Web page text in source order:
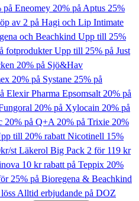
på Eneomey 20% på Aptus 25%
av 2 på Hagi och Lip Intimate
och Beachkind Upp till 25%
fotprodukterUpp till 25% på Just
20% på Sjö&Hav
20% på Systane 25% på
Elexir Pharma Epsomsalt20% på
20% på Xylocain 20% på
20% på Q+A20% på Trixie 20%
till 20% rabatt Nicotinell 15%
st Läkerol Big Pack 2 för 119 kr
10 kr rabatt på Teppix 20%
25% på Bioregena & Beachkind
Alltid erbjudande på DOZ